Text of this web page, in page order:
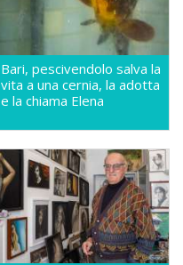
Bari, pescivendolo salva la
vita a una cernia, la adotta
e la chiama Elena